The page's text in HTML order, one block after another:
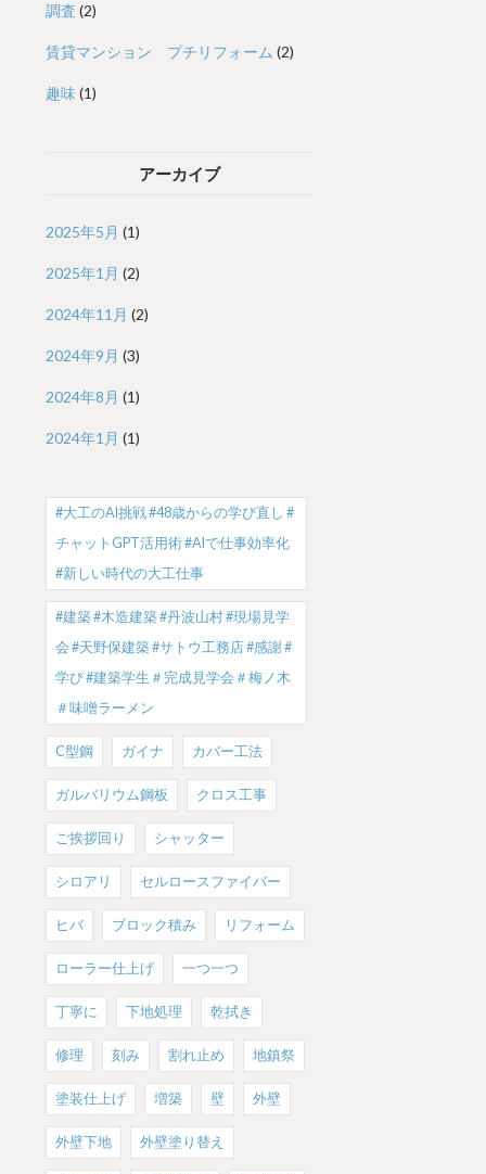
調査 (2)
賃貸マンション プチリフォーム (2)
趣味 (1)
アーカイブ
2025年5月 (1)
2025年1月 (2)
2024年11月 (2)
2024年9月 (3)
2024年8月 (1)
2024年1月 (1)
#大工のAI挑戦 #48歳からの学び直し #
チャットGPT活用術 #AIで仕事効率化
#新しい時代の大工仕事
#建築 #木造建築 #丹波山村 #現場見学
会 #天野保建築 #サトウ工務店 #感謝 #
学び #建築学生＃完成見学会＃梅ノ木
＃味噌ラーメン
C型鋼 ガイナ カバー工法
ガルバリウム鋼板 クロス工事
ご挨拶回り シャッター
シロアリ セルロースファイバー
ヒバ ブロック積み リフォーム
ローラー仕上げ 一つ一つ
丁寧に 下地処理 乾拭き
修理 刻み 割れ止め 地鎮祭
塗装仕上げ 増築 壁 外壁
外壁下地 外壁塗り替え